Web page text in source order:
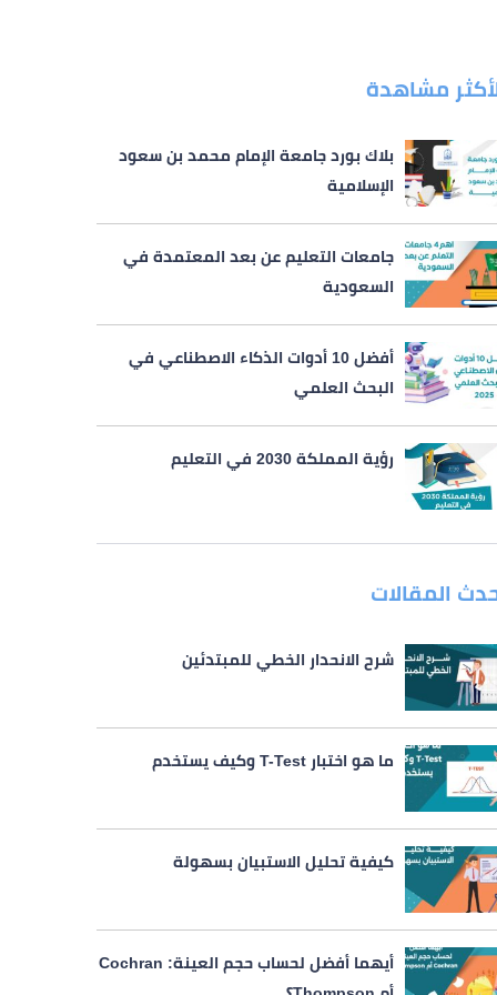
مشاهدة
بلاك بورد جامعة الإمام محمد بن سعود
الإسلامية
جامعات التعليم عن بعد المعتمدة في
السعودية
أفضل 10 أدوات الذكاء الاصطناعي في
البحث العلمي
رؤية المملكة 2030 في التعليم
المقالات
شرح الانحدار الخطي للمبتدئين
ما هو اختبار T-Test وكيف يستخدم
كيفية تحليل الاستبيان بسهولة
أيهما أفضل لحساب حجم العينة: Cochran